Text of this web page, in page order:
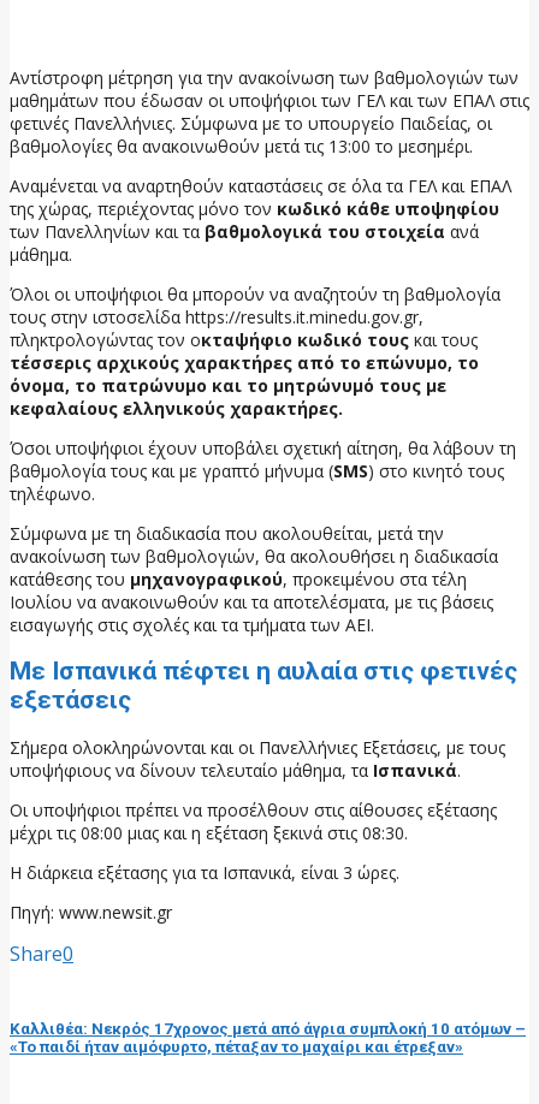
Αντίστροφη μέτρηση για την ανακοίνωση των βαθμολογιών των
μαθημάτων που έδωσαν οι υποψήφιοι των ΓΕΛ και των ΕΠΑΛ στις
φετινές Πανελλήνιες. Σύμφωνα με το υπουργείο Παιδείας, οι
βαθμολογίες θα ανακοινωθούν μετά τις 13:00 το μεσημέρι.
Αναμένεται να αναρτηθούν καταστάσεις σε όλα τα ΓΕΛ και ΕΠΑΛ
της χώρας, περιέχοντας μόνο τον κωδικό κάθε υποψηφίου
των Πανελληνίων και τα βαθμολογικά του στοιχεία ανά
μάθημα.
Όλοι οι υποψήφιοι θα μπορούν να αναζητούν τη βαθμολογία
τους στην ιστοσελίδα https://results.it.minedu.gov.gr,
πληκτρολογώντας τον οκταψήφιο κωδικό τους και τους
τέσσερις αρχικούς χαρακτήρες από το επώνυμο, το
όνομα, το πατρώνυμο και το μητρώνυμό τους με
κεφαλαίους ελληνικούς χαρακτήρες.
Όσοι υποψήφιοι έχουν υποβάλει σχετική αίτηση, θα λάβουν τη
βαθμολογία τους και με γραπτό μήνυμα (SMS) στο κινητό τους
τηλέφωνο.
Σύμφωνα με τη διαδικασία που ακολουθείται, μετά την
ανακοίνωση των βαθμολογιών, θα ακολουθήσει η διαδικασία
κατάθεσης του μηχανογραφικού, προκειμένου στα τέλη
Ιουλίου να ανακοινωθούν και τα αποτελέσματα, με τις βάσεις
εισαγωγής στις σχολές και τα τμήματα των ΑΕΙ.
Με Ισπανικά πέφτει η αυλαία στις φετινές
εξετάσεις
Σήμερα ολοκληρώνονται και οι Πανελλήνιες Εξετάσεις, με τους
υποψήφιους να δίνουν τελευταίο μάθημα, τα Ισπανικά.
Οι υποψήφιοι πρέπει να προσέλθουν στις αίθουσες εξέτασης
μέχρι τις 08:00 μιας και η εξέταση ξεκινά στις 08:30.
Η διάρκεια εξέτασης για τα Ισπανικά, είναι 3 ώρες.
Πηγή: www.newsit.gr
Share0
Καλλιθέα: Νεκρός 17χρονος μετά από άγρια συμπλοκή 10 ατόμων –
«Το παιδί ήταν αιμόφυρτο, πέταξαν το μαχαίρι και έτρεξαν»